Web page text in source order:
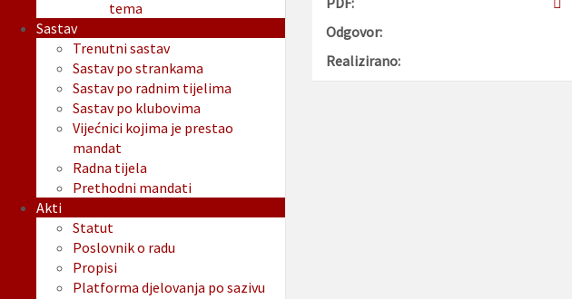
Odgovor:
Realizirano:
tema
Sastav
Trenutni sastav
Sastav po strankama
Sastav po radnim tijelima
Sastav po klubovima
Vijećnici kojima je prestao
mandat
Radna tijela
Prethodni mandati
Akti
Statut
Poslovnik o radu
Propisi
Platforma djelovanja po sazivu